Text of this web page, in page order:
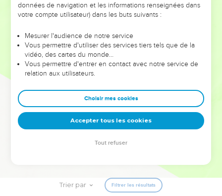
VOTRES ?
leur foi ou leur vision. Mais on voit moins les doutes, les erreurs
et les saisons difficiles qu'ils ont traversés, alors même que ce
sont elles qui les ont façonnés.
Dans cette conférence, leaders, entrepreneurs, et responsables
clés pour avancer avec plus de sagesse afin que leurs erreurs
deviennent vos tremplins. Que vous guidiez un ministère, une
équipe, un groupe ou une famille, leur expérience est faite
pour vous.
Trier par Filtrer les résultats
données de navigation et les informations renseignées dans
votre compte utilisateur) dans les buts suivants :
Mesurer l'audience de notre service
Vous permettre d'utiliser des services tiers tels que de la
vidéo, des cartes du monde…
Vous permettre d'entrer en contact avec notre service de
relation aux utilisateurs.
Choisir mes cookies
Accepter tous les cookies
Tout refuser